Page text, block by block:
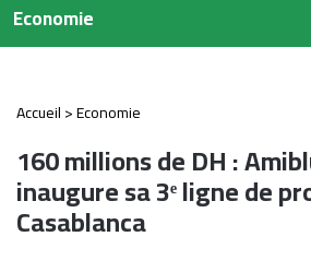
Economie
Accueil>Economie
160 millions de DH :
inaugure sa 3ᵉ ligne de
Casablanca